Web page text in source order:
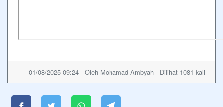
01/08/2025 09:24 - Oleh Mohamad Ambyah - Dilihat 1081 kali